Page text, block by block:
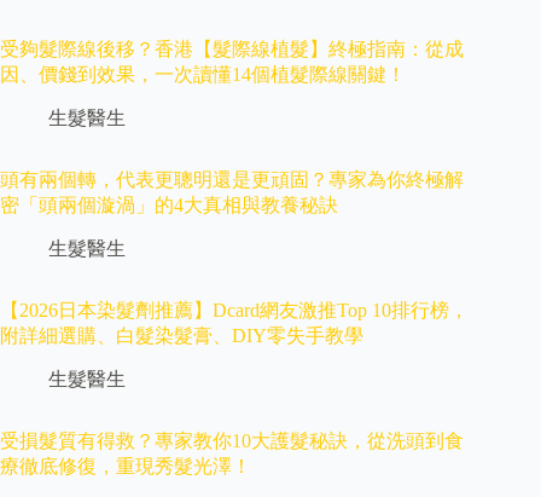
受夠髮際線後移？香港【髮際線植髮】終極指南：從成
因、價錢到效果，一次讀懂14個植髮際線關鍵！
生髮醫生
頭有兩個轉，代表更聰明還是更頑固？專家為你終極解
密「頭兩個漩渦」的4大真相與教養秘訣
生髮醫生
【2026日本染髮劑推薦】Dcard網友激推Top 10排行榜，
附詳細選購、白髮染髮膏、DIY零失手教學
生髮醫生
受損髮質有得救？專家教你10大護髮秘訣，從洗頭到食
療徹底修復，重現秀髮光澤！